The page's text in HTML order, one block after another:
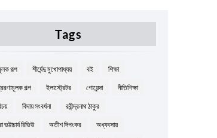
Tags
গল্প শীর্ষেন্দু মুখোপাধ্যয় বই শিক্ষা
গল্প ইলাস্ট্রেটর গোয়েন্দা নীতিশিক্ষা
বিদায় সংবর্ধনা রবীন্দ্রনাথ ঠাকুর
ভট্টাচার্য রিভিউ অতীশ দিপংকর অধ্যবসায়